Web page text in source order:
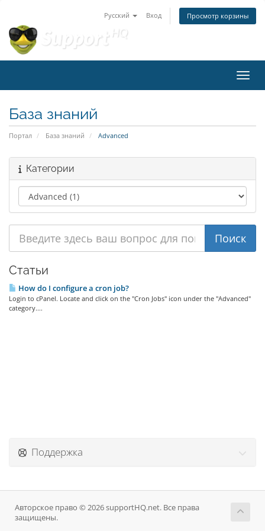
Русский Вход Просмотр корзины
База знаний
Портал База знаний Advanced
Категории
Статьи
How do I configure a cron job?
Login to cPanel. Locate and click on the "Cron Jobs" icon under the "Advanced"
category....
Поддержка
Авторское право © 2026 supportHQ.net. Все права
защищены.